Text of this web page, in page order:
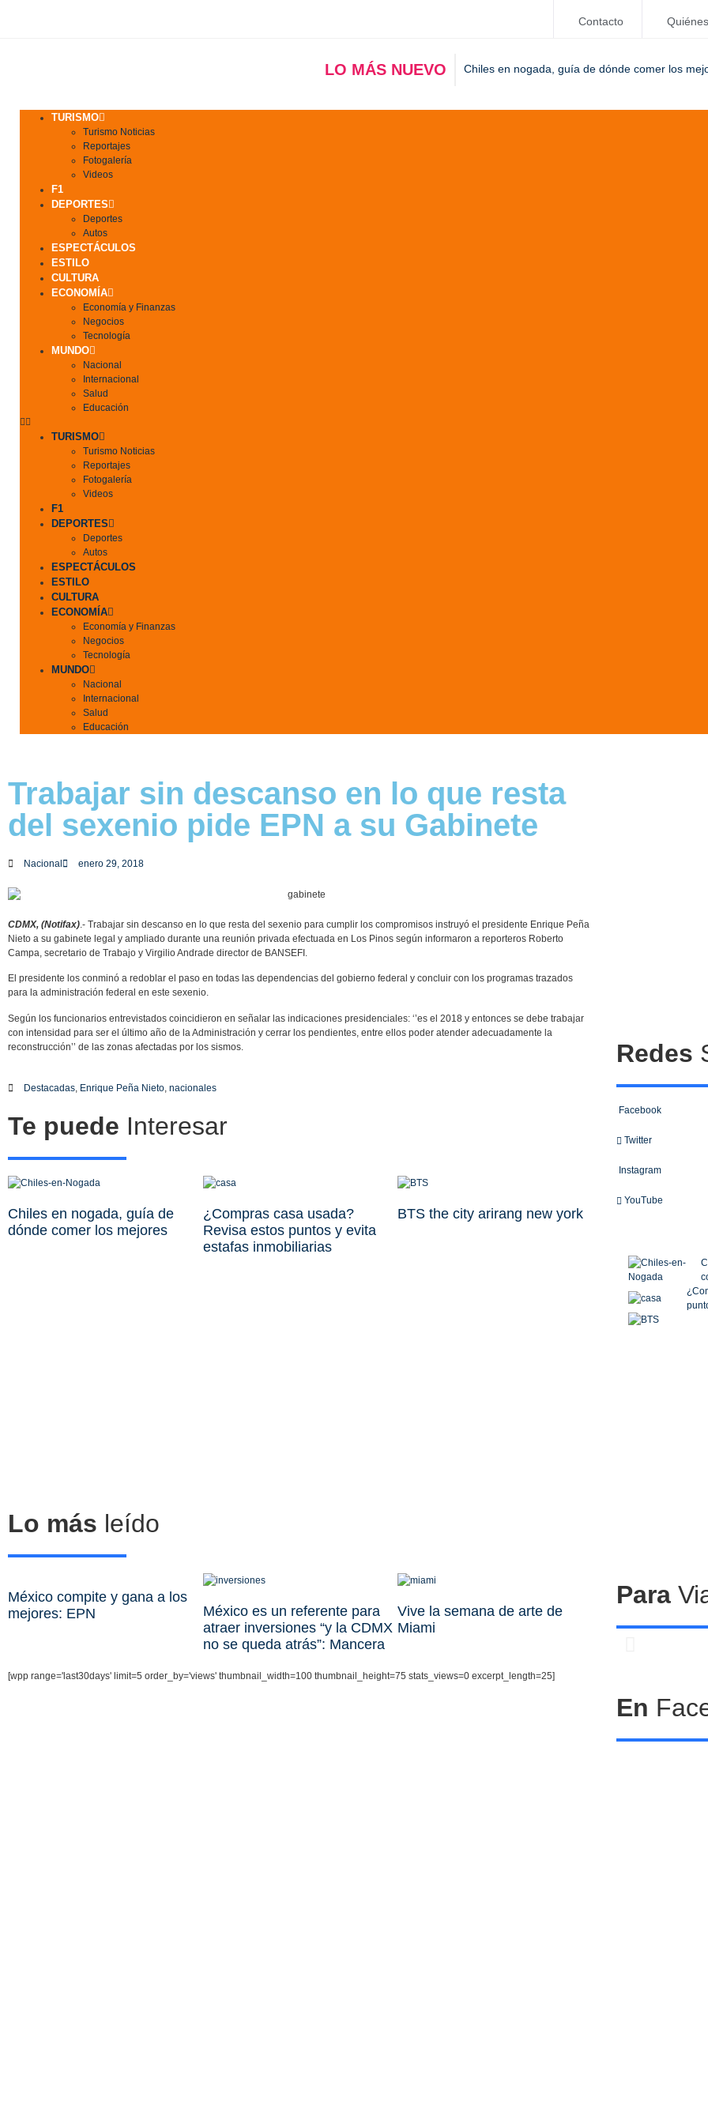
Contacto
LO MÁS NUEVO Chiles en nogada, guía de dónde comer los
TURISMO
Turismo Noticias
Reportajes
Fotogalería
Videos
F1
DEPORTES
Deportes
Autos
ESPECTÁCULOS
ESTILO
CULTURA
ECONOMÍA
Economía y Finanzas
Negocios
Tecnología
MUNDO
Nacional
Internacional
Salud
Educación
TURISMO
Turismo Noticias
Reportajes
Fotogalería
Videos
F1
DEPORTES
Deportes
Autos
ESPECTÁCULOS
ESTILO
CULTURA
ECONOMÍA
Economía y Finanzas
Negocios
Tecnología
MUNDO
Nacional
Internacional
Salud
Educación
Trabajar sin descanso en lo que resta
del sexenio pide EPN a su Gabinete
Nacional enero 29, 2018
CDMX, (Notifax).- Trabajar sin descanso en lo que resta del sexenio para cumplir los compromisos instruyó el presidente Enrique Peña
Nieto a su gabinete legal y ampliado durante una reunión privada efectuada en Los Pinos según informaron a reporteros Roberto
Campa, secretario de Trabajo y Virgilio Andrade director de BANSEFI.
El presidente los conminó a redoblar el paso en todas las dependencias del gobierno federal y concluir con los programas trazados
para la administración federal en este sexenio.
Según los funcionarios entrevistados coincidieron en señalar las indicaciones presidenciales: ‘’es el 2018 y entonces se debe trabajar
con intensidad para ser el último año de la Administración y cerrar los pendientes, entre ellos poder atender adecuadamente la
reconstrucción’’ de las zonas afectadas por los sismos.
Destacadas, Enrique Peña Nieto, nacionales
Te puede Interesar
Chiles en nogada, guía de
dónde comer los mejores
¿Compras casa usada?
Revisa estos puntos y evita
estafas inmobiliarias
BTS the city arirang new york
Lo más leído
México compite y gana a los
mejores: EPN
México es un referente para
atraer inversiones “y la CDMX
no se queda atrás”: Mancera
Vive la semana de arte de
Miami
[wpp range='last30days' limit=5 order_by='views' thumbnail_width=100 thumbnail_height=75 stats_views=0 excerpt_length=25]
Redes
Facebook
Twitter
Instagram
YouTube
Para
En